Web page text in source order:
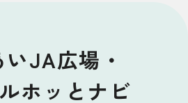
JA広場・
ホッとナビ